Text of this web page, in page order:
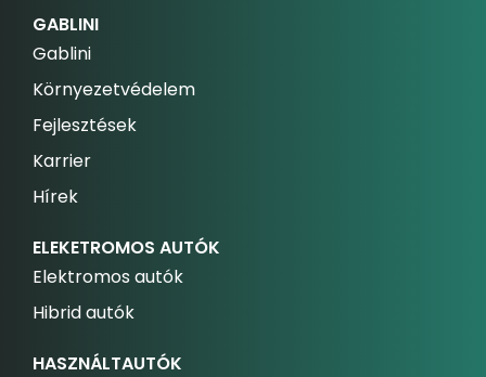
GABLINI
Gablini
Környezetvédelem
Fejlesztések
Karrier
Hírek
ELEKETROMOS AUTÓK
Elektromos autók
Hibrid autók
HASZNÁLTAUTÓK